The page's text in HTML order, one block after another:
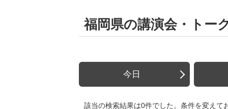
福岡県の講演会・トー
今日
該当の検索結果は0件でした。条件を変えて